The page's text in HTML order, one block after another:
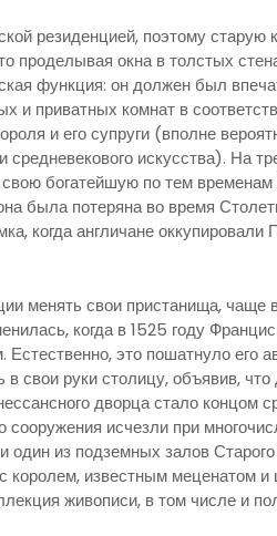
резиденцией, поэтому старую
проделывая окна в толстых
функция: он должен был
и приватных комнат в
и его супруги (вполне
искусства). На
богатейшую по тем временам
была потеряна во время
когда англичане оккупировали
менять свои пристанища, чаще
когда в 1525 году
это пошатнуло его
свои руки столицу, объявив,
дворца стало концом
сооружения исчезли при
один из подземных залов
королем, известным меценатом и
живописи, в том числе и